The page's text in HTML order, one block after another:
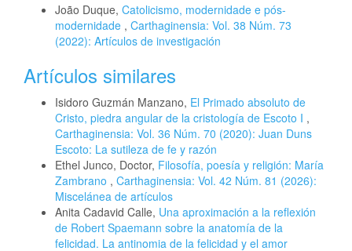
João Duque, Catolicismo, modernidade e pós-
modernidade , Carthaginensia: Vol. 38 Núm. 73
(2022): Artículos de investigación
Artículos similares
Isidoro Guzmán Manzano, El Primado absoluto de
Cristo, piedra angular de la cristología de Escoto I ,
Carthaginensia: Vol. 36 Núm. 70 (2020): Juan Duns
Escoto: La sutileza de fe y razón
Ethel Junco, Doctor, Filosofía, poesía y religión: María
Zambrano , Carthaginensia: Vol. 42 Núm. 81 (2026):
Miscelánea de artículos
Anita Cadavid Calle, Una aproximación a la reflexión
de Robert Spaemann sobre la anatomía de la
felicidad. La antinomia de la felicidad y el amor